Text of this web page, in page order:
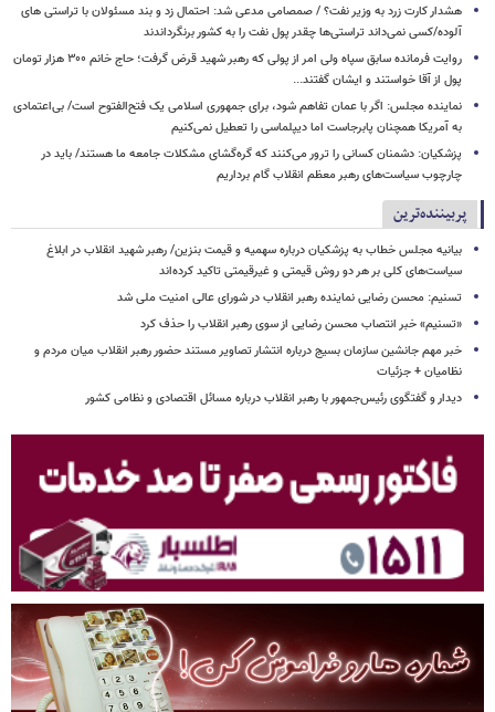
هشدار کارت زرد به وزیر نفت؟ / صمصامی مدعی شد: احتمال زد و بند مسئولان با تراستی های
آلوده/کسی نمی‌داند تراستی‌ها چقدر پول نفت را به کشور برنگرداندند
روایت فرمانده سابق سپاه ولی امر از پولی که رهبر شهید قرض گرفت؛ حاج خانم ۳۰۰ هزار تومان
پول از آقا خواستند و ایشان گفتند...
نماینده مجلس: اگر با عمان تفاهم شود، برای جمهوری اسلامی یک فتح‌الفتوح است/ بی‌اعتمادی
به آمریکا همچنان پابرجاست اما دیپلماسی را تعطیل نمی‌کنیم
پزشکیان: دشمنان کسانی را ترور می‌کنند که گره‌گشای مشکلات جامعه ما هستند/ باید در
چارچوب سیاست‌های رهبر معظم انقلاب گام برداریم
پربیننده‌ترین
بیانیه مجلس خطاب به پزشکیان درباره سهمیه و قیمت بنزین/ رهبر شهید انقلاب در ابلاغ
سیاست‌های کلی بر هر دو روش قیمتی و غیرقیمتی تاکید کرده‌اند
تسنیم: محسن رضایی نماینده رهبر انقلاب در شورای عالی امنیت ملی شد
«تسنیم» خبر انتصاب محسن رضایی از سوی رهبر انقلاب را حذف کرد
خبر مهم جانشین سازمان بسیج درباره انتشار تصاویر مستند حضور رهبر انقلاب میان مردم و
نظامیان + جزئیات
دیدار و گفتگوی رئیس‌جمهور با رهبر انقلاب درباره مسائل اقتصادی و نظامی کشور